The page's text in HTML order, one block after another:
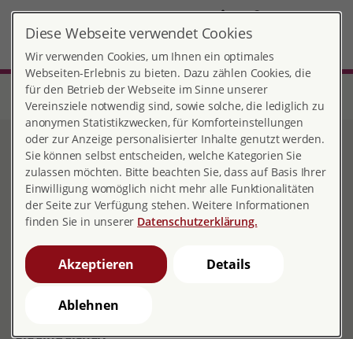
DE
Start Nordrhein-Westfalen
Beratungsstelle Bielefeld
Unsere Angebote in leichter Sprache
Vertrauliche Geburt
Vertrauliche Geburt
Sie sind schwanger.
Und keiner darf das wissen.
Wir helfen Ihnen.
Sie sind sicher.
Diese Webseite verwendet Cookies
Wir verwenden Cookies, um Ihnen ein optimales
Webseiten-Erlebnis zu bieten. Dazu zählen Cookies, die
für den Betrieb der Webseite im Sinne unserer
Vereinsziele notwendig sind, sowie solche, die lediglich zu
anonymen Statistikzwecken, für Komforteinstellungen
oder zur Anzeige personalisierter Inhalte genutzt werden.
Sie können selbst entscheiden, welche Kategorien Sie
zulassen möchten. Bitte beachten Sie, dass auf Basis Ihrer
Einwilligung womöglich nicht mehr alle Funktionalitäten
der Seite zur Verfügung stehen. Weitere Informationen
finden Sie in unserer Datenschutzerklärung.
Akzeptieren Details
Ablehnen